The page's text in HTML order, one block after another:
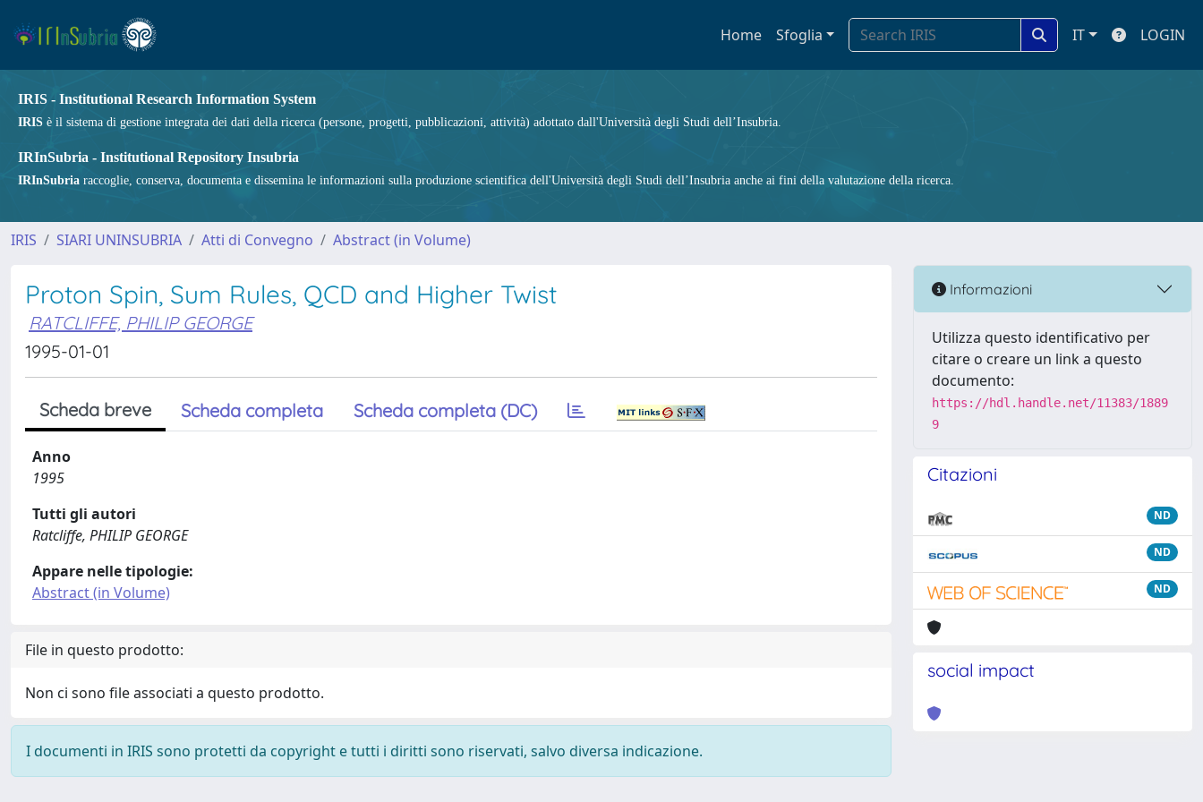
Home Sfoglia IT LOGIN
IRIS - Institutional Research Information System
IRIS è il sistema di gestione integrata dei dati della ricerca (persone, progetti, pubblicazioni, attività) adottato dall'Università degli Studi dell’Insubria.
IRInSubria - Institutional Repository Insubria
IRInSubria raccoglie, conserva, documenta e dissemina le informazioni sulla produzione scientifica dell'Università degli Studi dell’Insubria anche ai fini della valutazione della ricerca.
IRIS SIARI UNINSUBRIA Atti di Convegno Abstract (in Volume)
Proton Spin, Sum Rules, QCD and Higher Twist
RATCLIFFE, PHILIP GEORGE
1995-01-01
Scheda breve Scheda completa Scheda completa (DC)
Anno
1995
Tutti gli autori
Ratcliffe, PHILIP GEORGE
Appare nelle tipologie:
Abstract (in Volume)
File in questo prodotto:
Non ci sono file associati a questo prodotto.
I documenti in IRIS sono protetti da copyright e tutti i diritti sono riservati, salvo diversa indicazione.
Informazioni
Utilizza questo identificativo per
citare o creare un link a questo
documento:
https://hdl.handle.net/11383/1889
9
Citazioni
ND
ND
ND
social impact